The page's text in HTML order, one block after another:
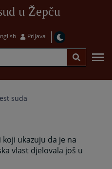
u Žepču
Prijava
suda
ukazuju da je na
vlast djelovala još u